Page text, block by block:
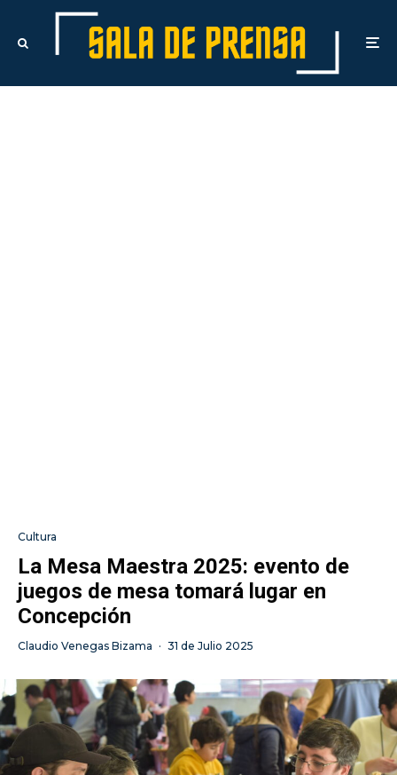
Cultura
La Mesa Maestra 2025: evento de
juegos de mesa tomará lugar en
Concepción
Claudio Venegas Bizama · 31 de Julio 2025